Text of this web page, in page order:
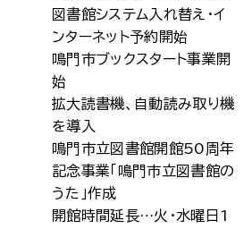
図書館システム入れ替え・イ
ンターネット予約開始
鳴門市ブックスタート事業開
始
拡大読書機、自動読み取り機
を導入
鳴門市立図書館開館50周年
記念事業「鳴門市立図書館の
うた」作成
開館時間延長…火・水曜日1